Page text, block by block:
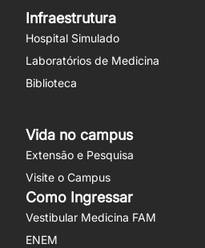
Infraestrutura
Hospital Simulado
Laboratórios de Medicina
Biblioteca
Vida no campus
Extensão e Pesquisa
Visite o Campus
Como Ingressar
Vestibular Medicina FAM
ENEM